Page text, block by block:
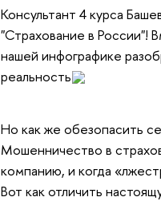
Консультант 4 курса
"Страхование в России"!
нашей инфографике
реальность
Но как же обезопасить
Мошенничество в
компанию, и когда
Вот как отличить